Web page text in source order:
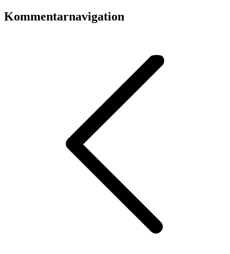
Kommentarnavigation